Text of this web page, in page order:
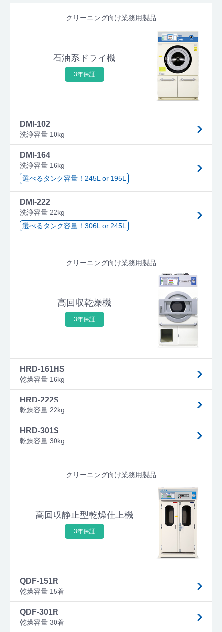
クリーニング向け業務用製品
石油系ドライ機
3年保証
DMI-102
洗浄容量 10kg
DMI-164
洗浄容量 16kg
選べるタンク容量！245L or 195L
DMI-222
洗浄容量 22kg
選べるタンク容量！306L or 245L
クリーニング向け業務用製品
高回収乾燥機
3年保証
HRD-161HS
乾燥容量 16kg
HRD-222S
乾燥容量 22kg
HRD-301S
乾燥容量 30kg
クリーニング向け業務用製品
高回収静止型乾燥仕上機
3年保証
QDF-151R
乾燥容量 15着
QDF-301R
乾燥容量 30着